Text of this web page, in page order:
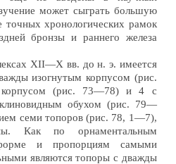
может сыграть большую
точных хронологических рамок
бронзы и раннего железа
XII—X вв. до н. э. имеется
изогнутым корпусом (рис.
(рис. 73—78) и 4 с
обухом (рис. 79—
семи топоров (рис. 78, 1—7),
Как по орнаментальным
и пропорциям самыми
являются топоры с дважды